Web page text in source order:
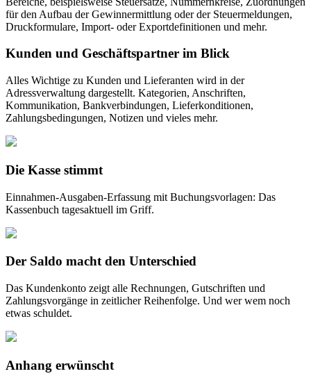
für den Aufbau der Gewinnermittlung oder der Steuermeldungen,
Druckformulare, Import- oder Exportdefinitionen und mehr.
Kunden und Geschäftspartner im Blick
Alles Wichtige zu Kunden und Lieferanten wird in der
Adressverwaltung dargestellt. Kategorien, Anschriften,
Kommunikation, Bankverbindungen, Lieferkonditionen,
Zahlungsbedingungen, Notizen und vieles mehr.
Die Kasse stimmt
Einnahmen-Ausgaben-Erfassung mit Buchungsvorlagen: Das
Kassenbuch tagesaktuell im Griff.
Der Saldo macht den Unterschied
Das Kundenkonto zeigt alle Rechnungen, Gutschriften und
Zahlungsvorgänge in zeitlicher Reihenfolge. Und wer wem noch
etwas schuldet.
Anhang erwünscht